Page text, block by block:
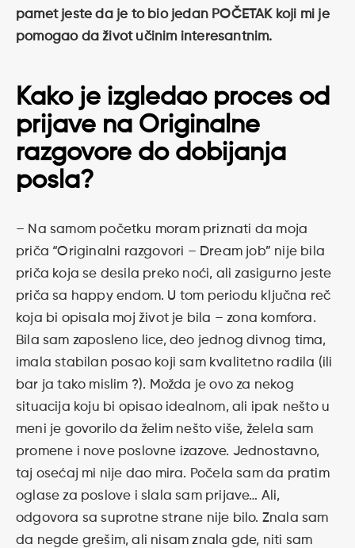
pamet jeste da je to bio jedan POČETAK koji mi je
pomogao da život učinim interesantnim.
Kako je izgledao proces od
prijave na Originalne
razgovore do dobijanja
posla?
– Na samom početku moram priznati da moja
priča “Originalni razgovori – Dream job” nije bila
priča koja se desila preko noći, ali zasigurno jeste
priča sa happy endom. U tom periodu ključna reč
koja bi opisala moj život je bila – zona komfora.
Bila sam zaposleno lice, deo jednog divnog tima,
imala stabilan posao koji sam kvalitetno radila (ili
bar ja tako mislim ?). Možda je ovo za nekog
situacija koju bi opisao idealnom, ali ipak nešto u
meni je govorilo da želim nešto više, želela sam
promene i nove poslovne izazove. Jednostavno,
taj osećaj mi nije dao mira. Počela sam da pratim
oglase za poslove i slala sam prijave… Ali,
odgovora sa suprotne strane nije bilo. Znala sam
da negde grešim, ali nisam znala gde, niti sam